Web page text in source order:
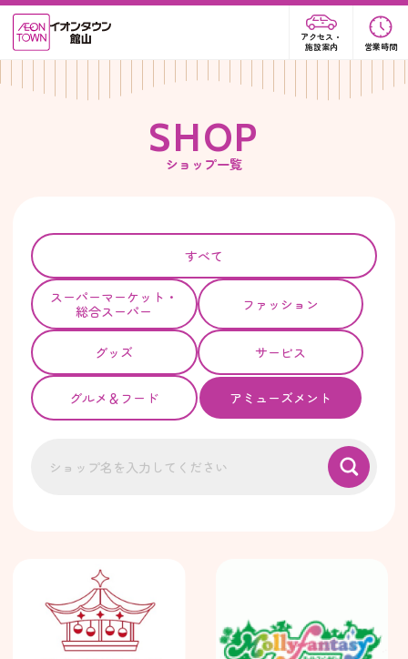
アクセス・
施設案内
営業時間
SHOP
ショップ一覧
すべて
スーパーマーケット・
総合スーパー
ファッション
グッズ サービス
グルメ＆フード アミューズメント